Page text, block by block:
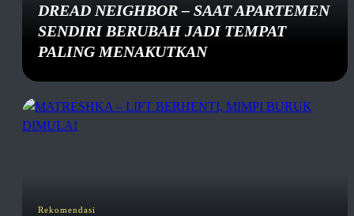
DREAD NEIGHBOR – SAAT APARTEMEN
SENDIRI BERUBAH JADI TEMPAT
PALING MENAKUTKAN
Rekomendasi